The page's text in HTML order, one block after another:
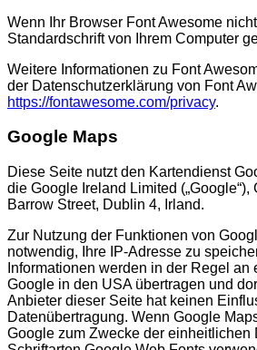
Wenn Ihr Browser Font Awesome
Standardschrift von Ihrem Computer
Weitere Informationen zu Font
der Datenschutzerklärung von Font
https://fontawesome.com/privacy.
Google Maps
Diese Seite nutzt den Kartendienst
die Google Ireland Limited („Google“),
Barrow Street, Dublin 4, Irland.
Zur Nutzung der Funktionen von
notwendig, Ihre IP-Adresse zu
Informationen werden in der Regel an
Google in den USA übertragen und
Anbieter dieser Seite hat keinen
Datenübertragung. Wenn Google
Google zum Zwecke der einheitlichen